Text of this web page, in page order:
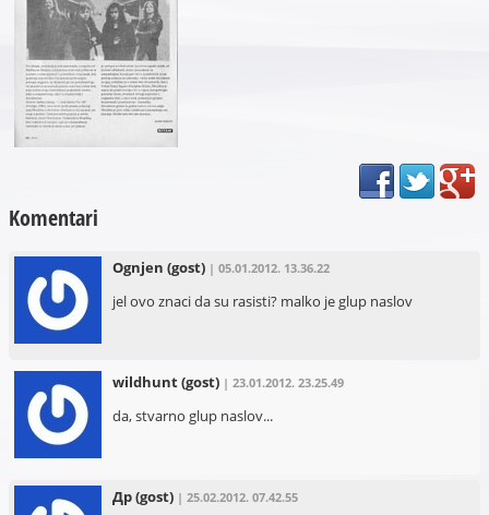
Komentari
Ognjen (gost) | 05.01.2012. 13.36.22
jel ovo znaci da su rasisti? malko je glup naslov
wildhunt(gost) | 23.01.2012. 23.25.49
da, stvarno glup naslov...
Др(gost) | 25.02.2012. 07.42.55